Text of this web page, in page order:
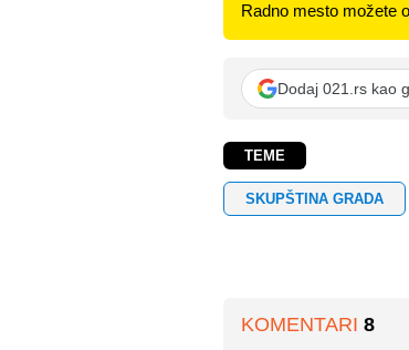
Radno mesto možete
Dodaj 021.rs kao
TEME
SKUPŠTINA GRADA
KOMENTARI 8